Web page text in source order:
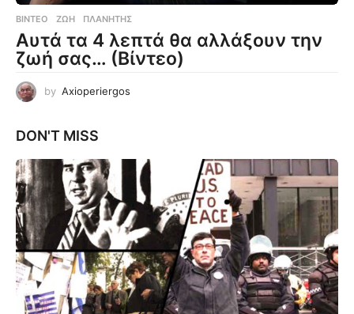
ΒΊΝΤΕΟ ΖΩΉ ,ΠΛΑΝΉΤΗΣ
Αυτά τα 4 λεπτά θα αλλάξουν την
ζωή σας… (Βίντεο)
by Axioperiergos
DON'T MISS